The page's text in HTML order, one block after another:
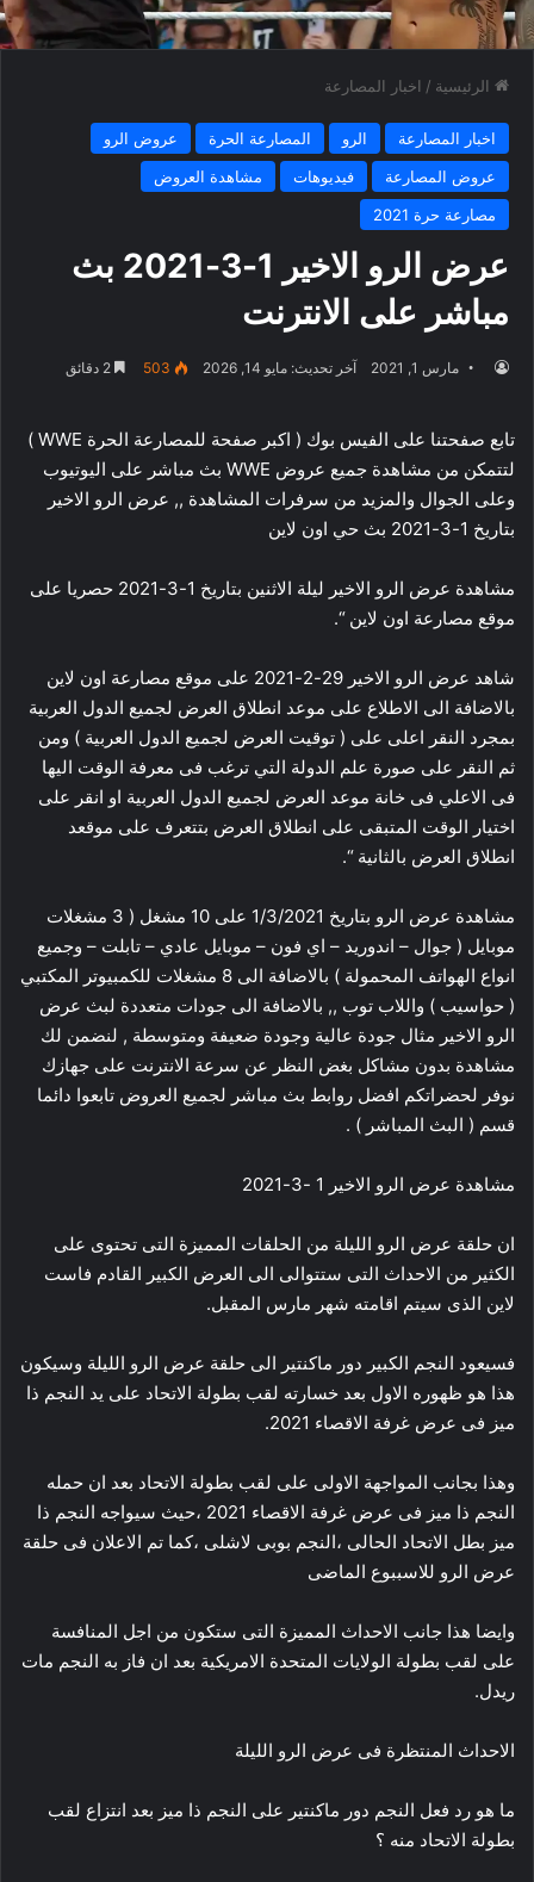
الرئيسية / اخبار المصارعة
اخبار المصارعة الرو المصارعة الحرة
عروض الرو
عروض المصارعة
فيديوهات
مشاهدة العروض
مصارعة حرة 2021
عرض الرو الاخير 1-3-2021 بث
مباشر على الانترنت
مارس 1, 2021 آخر تحديث: مايو 14, 2026 503
تابع صفحتنا على الفيس بوك ( اكبر صفحة للمصارعة الحرة WWE )
لتتمكن من مشاهدة جميع عروض WWE بث مباشر على اليوتيوب
وعلى الجوال والمزيد من سرفرات المشاهدة ,, عرض الرو الاخير
بتاريخ 1-3-2021 بث حي اون لاين
مشاهدة عرض الرو الاخير ليلة الاثنين بتاريخ 1-3-2021 حصريا على
موقع مصارعة اون لاين “.
شاهد عرض الرو الاخير 29-2-2021 على موقع مصارعة اون لاين
بالاضافة الى الاطلاع على موعد انطلاق العرض لجميع الدول العربية
بمجرد النقر اعلى على ( توقيت العرض لجميع الدول العربية ) ومن
ثم النقر على صورة علم الدولة التي ترغب فى معرفة الوقت اليها
فى الاعلي فى خانة موعد العرض لجميع الدول العربية او انقر على
اختيار الوقت المتبقى على انطلاق العرض بتتعرف على موقعد
انطلاق العرض بالثانية “.
مشاهدة عرض الرو بتاريخ 1/3/2021 على 10 مشغل ( 3 مشغلات
موبايل ( جوال – اندوريد – اي فون – موبايل عادي – تابلت – وجميع
انواع الهواتف المحمولة ) بالاضافة الى 8 مشغلات للكمبيوتر المكتبي
( حواسيب ) واللاب توب ,, بالاضافة الى جودات متعددة لبث عرض
الرو الاخير مثال جودة عالية وجودة ضعيفة ومتوسطة , لنضمن لك
مشاهدة بدون مشاكل بغض النظر عن سرعة الانترنت على جهازك
نوفر لحضراتكم افضل روابط بث مباشر لجميع العروض تابعوا دائما
قسم ( البث المباشر ) .
مشاهدة عرض الرو الاخير 1 -3-2021
ان حلقة عرض الرو الليلة من الحلقات المميزة التى تحتوى على
الكثير من الاحداث التى ستتوالى الى العرض الكبير القادم فاست
لاين الذى سيتم اقامته شهر مارس المقبل.
فسيعود النجم الكبير دور ماكنتير الى حلقة عرض الرو الليلة وسيكون
هذا هو ظهوره الاول بعد خسارته لقب بطولة الاتحاد على يد النجم ذا
ميز فى عرض غرفة الاقصاء 2021.
وهذا بجانب المواجهة الاولى على لقب بطولة الاتحاد بعد ان حمله
النجم ذا ميز فى عرض غرفة الاقصاء 2021 ،حيث سيواجه النجم ذا
ميز بطل الاتحاد الحالى ،النجم بوبى لاشلى ،كما تم الاعلان فى حلقة
عرض الرو للاسببوع الماضى
وايضا هذا جانب الاحداث المميزة التى ستكون من اجل المنافسة
على لقب بطولة الولايات المتحدة الامريكية بعد ان فاز به النجم مات
ريدل.
الاحداث المنتظرة فى عرض الرو الليلة
ما هو رد فعل النجم دور ماكنتير على النجم ذا ميز بعد انتزاع لقب
بطولة الاتحاد منه ؟